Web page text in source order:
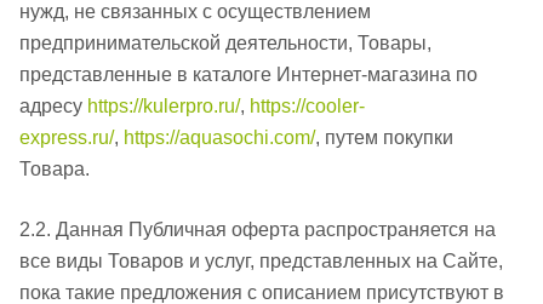
нужд, не связанных с осуществлением
предпринимательской деятельности, Товары,
представленные в каталоге Интернет-магазина по
адресу https://kulerpro.ru/, https://cooler-
express.ru/, https://aquasochi.com/, путем покупки
Товара.
2.2. Данная Публичная оферта распространяется на
все виды Товаров и услуг, представленных на Сайте,
пока такие предложения с описанием присутствуют в